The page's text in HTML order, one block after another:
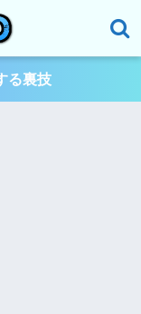
る裏技